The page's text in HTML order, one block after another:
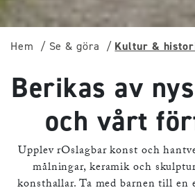
Hem Se & göra Kultur &
Berikas av
och vårt
Upplev rOslagbar konst och
målningar, keramik och
konsthallar. Ta med barnen till en